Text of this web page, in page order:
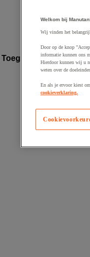
Toegevoegd aan
Welkom bij
Wij vinden het
Door op de knop
informatie kunnen ons
Hierdoor kunnen wij u
weten over de
En als je ervoor kiest
cookieverklaring.